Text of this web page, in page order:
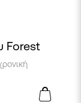
Forest